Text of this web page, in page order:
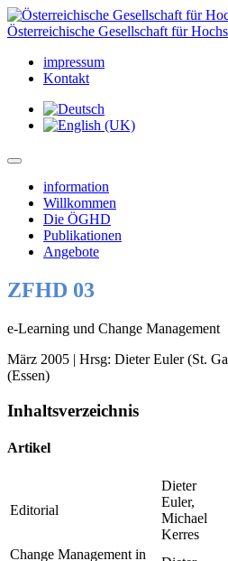
Österreichische Gesellschaft für
impressum
Kontakt
information
Willkommen
Die ÖGHD
Publikationen
Angebote
ZFHD 03
e-Learning und Change Management
März 2005 | Hrsg: Dieter Euler (St.
(Essen)
Inhaltsverzeichnis
Artikel
Editorial
Dieter
Euler,
Michael
Kerres
Change Management in